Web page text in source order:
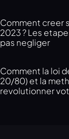
Comment creer
2023 ? Les
pas negliger
Comment la loi
20/80) et la
revolutionner